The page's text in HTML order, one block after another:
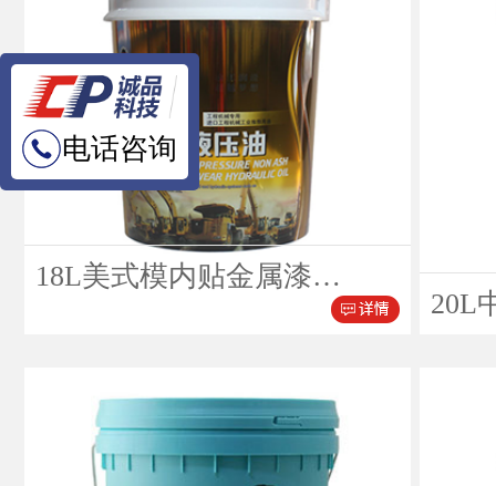
18L美式模内贴金属漆…
20L
电话咨询